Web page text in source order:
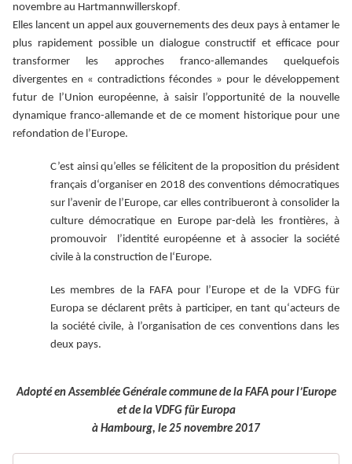
novembre au Hartmannwillerskopf.
Elles lancent un appel aux gouvernements des deux pays à entamer le
plus rapidement possible un dialogue constructif et efficace pour
transformer les approches franco-allemandes quelquefois
divergentes en « contradictions fécondes » pour le développement
futur de l’Union européenne, à saisir l’opportunité de la nouvelle
dynamique franco-allemande et de ce moment historique pour une
refondation de l’Europe.
C’est ainsi qu’elles se félicitent de la proposition du président
français d‘organiser en 2018 des conventions démocratiques
sur l’avenir de l’Europe, car elles contribueront à consolider la
culture démocratique en Europe par-delà les frontières, à
promouvoir l’identité européenne et à associer la société
civile à la construction de l‘Europe.
Les membres de la FAFA pour l’Europe et de la VDFG für
Europa se déclarent prêts à participer, en tant qu‘acteurs de
la société civile, à l’organisation de ces conventions dans les
deux pays.
Adopté en Assemblée Générale commune de la FAFA pour l’Europe
et de la VDFG für Europa
à Hambourg, le 25 novembre 2017